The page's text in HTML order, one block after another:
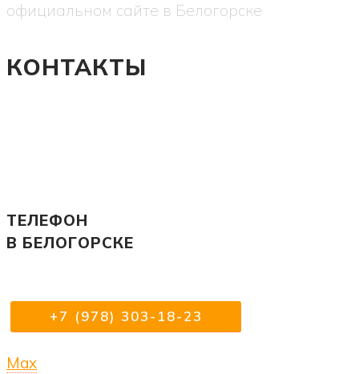
официальном сайте в Белогорске
КОНТАКТЫ
ТЕЛЕФОН
В БЕЛОГОРСКЕ
+7 (978) 303-18-23
Max